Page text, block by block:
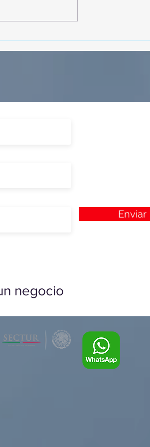
organizada por Nefertari
Enviar
negocio